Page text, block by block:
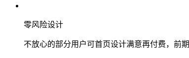
零风险设计
不放心的部分用户可首页设计满意再付费，前